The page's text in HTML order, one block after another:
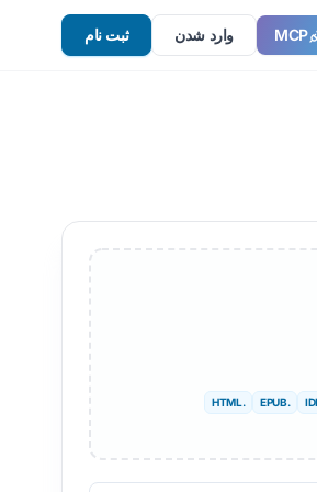
MCP وارد شدن ثبت نام
.EPUB
.HTML